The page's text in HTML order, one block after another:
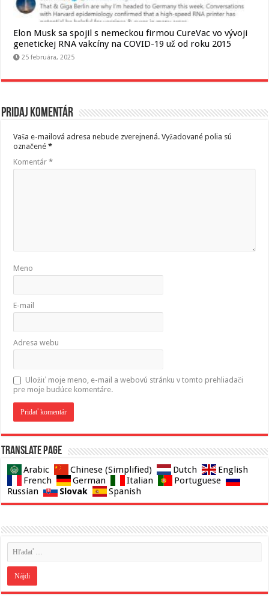
Elon Musk sa spojil s nemeckou firmou CureVac vo vývoji
genetickej RNA vakcíny na COVID-19 už od roku 2015
25 februára, 2025
Pridaj komentár
Vaša e-mailová adresa nebude zverejnená. Vyžadované polia sú
označené*
Komentár*
Meno
E-mail
Adresa webu
Uložiť moje meno, e-mail a webovú stránku v tomto prehliadači
pre moje budúce komentáre.
Translate page
Arabic Chinese (Simplified) Dutch
English
French
German Italian
Portuguese
Russian
Slovak Spanish